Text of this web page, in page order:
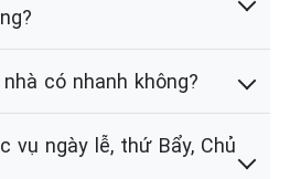
có nhanh không?
vụ ngày lễ, thứ Bẩy, Chủ